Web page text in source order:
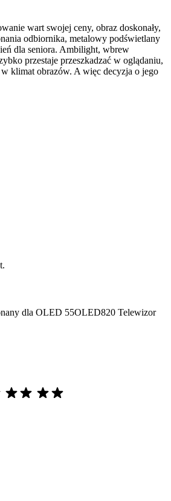
wart swojej ceny, obraz doskonały,
odbiornika, metalowy podświetlany
dla seniora. Ambilight, wbrew
przestaje przeszkadzać w oglądaniu,
klimat obrazów. A więc decyzja o jego
dla OLED 55OLED820 Telewizor